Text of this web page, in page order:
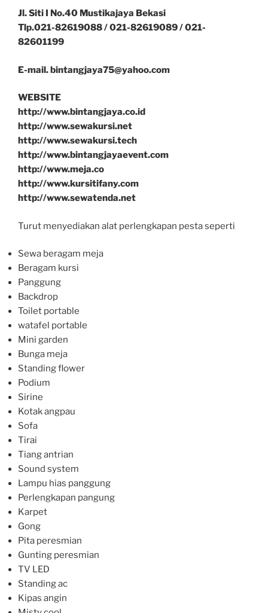
Jl. Siti I No.40 Mustikajaya Bekasi
Tlp.021-82619088 / 021-82619089 / 021-
82601199
E-mail. bintangjaya75@yahoo.com
WEBSITE
http://www.bintangjaya.co.id
http://www.sewakursi.net
http://www.sewakursi.tech
http://www.bintangjayaevent.com
http://www.meja.co
http://www.kursitifany.com
http://www.sewatenda.net
Turut menyediakan alat perlengkapan pesta seperti
Sewa beragam meja
Beragam kursi
Panggung
Backdrop
Toilet portable
watafel portable
Mini garden
Bunga meja
Standing flower
Podium
Sirine
Kotak angpau
Sofa
Tirai
Tiang antrian
Sound system
Lampu hias panggung
Perlengkapan pangung
Karpet
Gong
Pita peresmian
Gunting peresmian
TV LED
Standing ac
Kipas angin